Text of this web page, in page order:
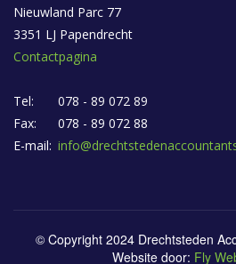
Nieuwland Parc 77
3351 LJ Papendrecht
Contactpagina
Tel:
078 - 89 072 89
Fax:
078 - 89 072 88
E-mail:
© Copyright 2024 Drechtsteden
Website door: Fly